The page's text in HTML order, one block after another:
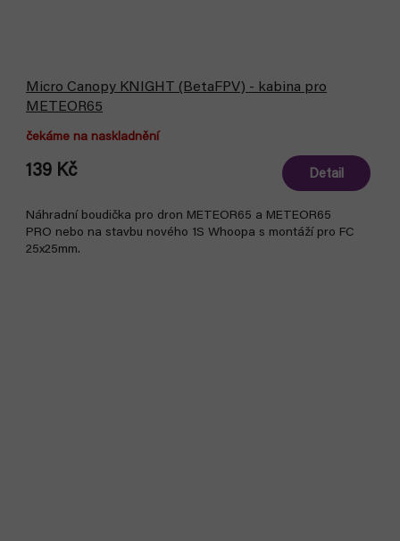
Micro Canopy KNIGHT (BetaFPV) - kabina pro
METEOR65
čekáme na naskladnění
139 Kč Detail
Náhradní boudička pro dron METEOR65 a METEOR65
PRO nebo na stavbu nového 1S Whoopa s montáží pro FC
25x25mm.